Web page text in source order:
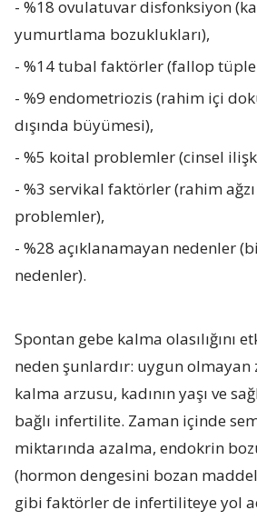
- %18 ovulatuvar disfonksiyon
yumurtlama bozuklukları),
- %14 tubal faktörler (fallop
- %9 endometriozis (rahim içi
dışında büyümesi),
- %5 koital problemler (cinsel
- %3 servikal faktörler (rahim
problemler),
- %28 açıklanamayan nedenler
nedenler).
Spontan gebe kalma olasılığını
neden şunlardır: uygun olmayan
kalma arzusu, kadının yaşı ve
bağlı infertilite. Zaman içinde
miktarında azalma, endokrin
(hormon dengesini bozan
gibi faktörler de infertiliteye yol